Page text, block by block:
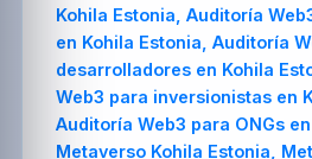
Kohila Estonia, Auditoría
en Kohila Estonia, Auditoría
desarrolladores en Kohila
Web3 para inversionistas en
Auditoría Web3 para ONGs
Metaverso Kohila Estonia,